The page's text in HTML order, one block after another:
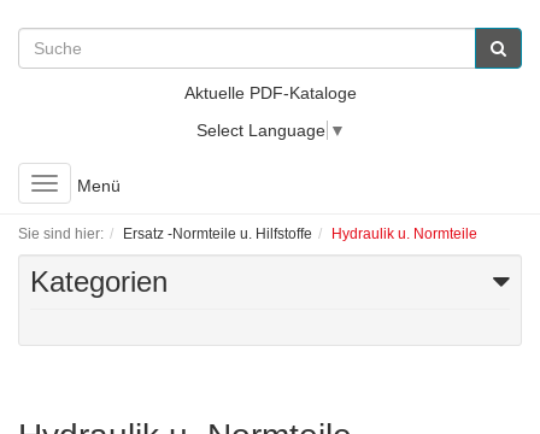
Aktuelle PDF-Kataloge
Select Language ▼
Toggle
navigation
Menü
Sie sind hier: Ersatz -Normteile u. Hilfstoffe Hydraulik u. Normteile
Kategorien